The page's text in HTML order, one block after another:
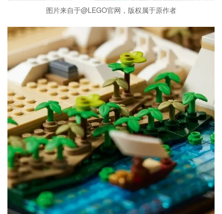
图片来自于@LEGO官网，版权属于原作者